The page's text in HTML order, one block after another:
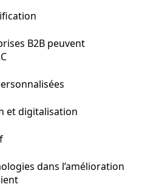
B2B peuvent
et digitalisation
dans l’amélioration